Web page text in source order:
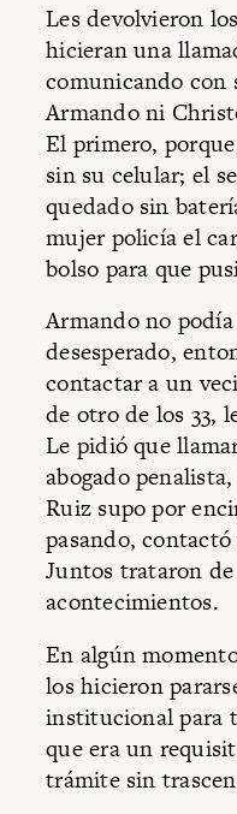
Les devolvieron
hicieran una
comunicando con
Armando ni
El primero,
sin su celular; el
quedado sin
mujer policía el
bolso para que
Armando no
desesperado,
contactar a un
de otro de los 33,
Le pidió que
abogado
Ruiz supo por
pasando,
Juntos trataron
acontecimientos.
En algún
los hicieron
institucional para
que era un
trámite sin